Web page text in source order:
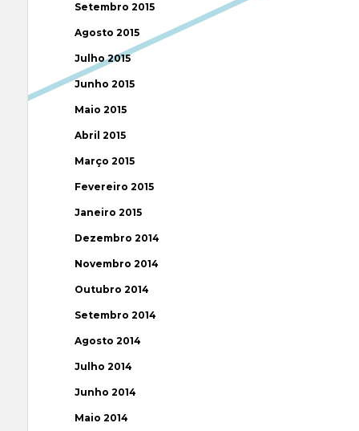
Setembro 2015
Agosto 2015
Julho 2015
Junho 2015
Maio 2015
Abril 2015
Março 2015
Fevereiro 2015
Janeiro 2015
Dezembro 2014
Novembro 2014
Outubro 2014
Setembro 2014
Agosto 2014
Julho 2014
Junho 2014
Maio 2014